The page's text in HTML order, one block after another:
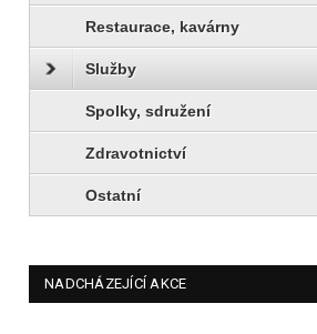
Restaurace, kavárny
Služby
Spolky, sdružení
Zdravotnictví
Ostatní
NADCHÁZEJÍCÍ AKCE